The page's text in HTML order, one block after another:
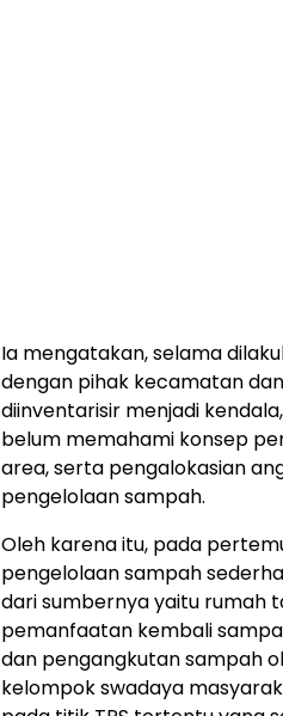
Ia mengatakan, selama
dengan pihak kecamatan
diinventarisir menjadi
belum memahami konsep
area, serta pengalokasian
pengelolaan sampah.
Oleh karena itu, pada
pengelolaan sampah
dari sumbernya yaitu rumah
pemanfaatan kembali
dan pengangkutan sampah
kelompok swadaya